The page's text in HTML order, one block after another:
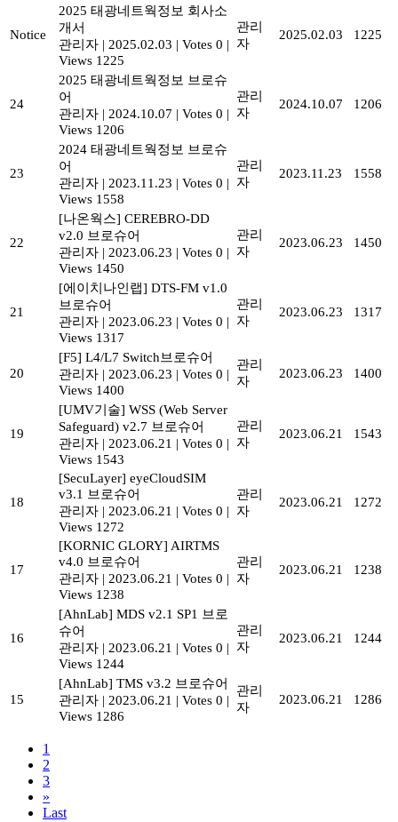
Notice
2025 태광네트웍정보 회사소
개서
관리자 | 2025.02.03 | Votes 0 |
Views 1225
관리
자
2025.02.03 1225
24
2025 태광네트웍정보 브로슈
어
관리자 | 2024.10.07 | Votes 0 |
Views 1206
관리
자
2024.10.07 1206
23
2024 태광네트웍정보 브로슈
어
관리자 | 2023.11.23 | Votes 0 |
Views 1558
관리
자
2023.11.23 1558
22
[나온웍스] CEREBRO-DD
v2.0 브로슈어
관리자 | 2023.06.23 | Votes 0 |
Views 1450
관리
자
2023.06.23 1450
21
[에이치나인랩] DTS-FM v1.0
브로슈어
관리자 | 2023.06.23 | Votes 0 |
Views 1317
관리
자
2023.06.23 1317
20
[F5] L4/L7 Switch브로슈어
관리자 | 2023.06.23 | Votes 0 |
Views 1400
관리
자
2023.06.23 1400
19
[UMV기술] WSS (Web Server
Safeguard) v2.7 브로슈어
관리자 | 2023.06.21 | Votes 0 |
Views 1543
관리
자
2023.06.21 1543
18
[SecuLayer] eyeCloudSIM
v3.1 브로슈어
관리자 | 2023.06.21 | Votes 0 |
Views 1272
관리
자
2023.06.21 1272
17
[KORNIC GLORY] AIRTMS
v4.0 브로슈어
관리자 | 2023.06.21 | Votes 0 |
Views 1238
관리
자
2023.06.21 1238
16
[AhnLab] MDS v2.1 SP1 브로
슈어
관리자 | 2023.06.21 | Votes 0 |
Views 1244
관리
자
2023.06.21 1244
15
[AhnLab] TMS v3.2 브로슈어
관리자 | 2023.06.21 | Votes 0 |
Views 1286
관리
자
2023.06.21 1286
1
2
3
»
Last